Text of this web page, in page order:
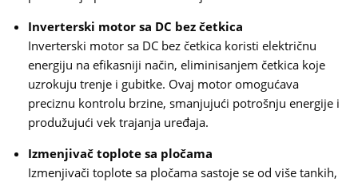
Inverterski motor sa DC bez četkica
Inverterski motor sa DC bez četkica koristi električnu
energiju na efikasniji način, eliminisanjem četkica koje
uzrokuju trenje i gubitke. Ovaj motor omogućava
preciznu kontrolu brzine, smanjujući potrošnju energije i
produžujući vek trajanja uređaja.
Izmenjivač toplote sa pločama
Izmenjivači toplote sa pločama sastoje se od više tankih,